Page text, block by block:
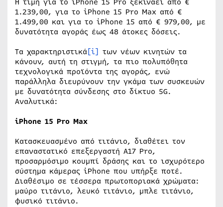
1.239,00, για το iPhone 15 Pro Max από €
1.499,00 και για το iPhone 15 από € 979,00, με
δυνατότητα αγοράς έως 48 άτοκες δόσεις.
Τα χαρακτηριστικά[i] των νέων κινητών τα
κάνουν, αυτή τη στιγμή, τα πιο πολυπόθητα
τεχνολογικά προϊόντα της αγοράς, ενώ
παράλληλα διευρύνουν την γκάμα των συσκευών
με δυνατότητα σύνδεσης στο δίκτυο 5G.
Αναλυτικά:
iPhone 15 Pro Max
Κατασκευασμένο από τιτάνιο, διαθέτει τον
επαναστατικό επεξεργαστή A17 Pro,
προσαρμόσιμο κουμπί δράσης και το ισχυρότερο
σύστημα κάμερας iPhone που υπήρξε ποτέ.
Διαθέσιμο σε τέσσερα πρωτοποριακά χρώματα:
μαύρο τιτάνιο, λευκό τιτάνιο, μπλε τιτάνιο,
φυσικό τιτάνιο.